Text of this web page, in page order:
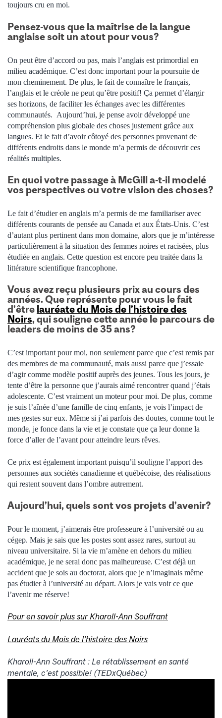
toujours cru en moi.
Pensez-vous que la maîtrise de la langue
anglaise soit un atout pour vous?
On peut être d’accord ou pas, mais l’anglais est primordial en
milieu académique. C’est donc important pour la poursuite de
mon cheminement. De plus, le fait de connaître le français,
l’anglais et le créole ne peut qu’être positif! Ça permet d’élargir
ses horizons, de faciliter les échanges avec les différentes
communautés. Aujourd’hui, je pense avoir développé une
compréhension plus globale des choses justement grâce aux
langues. Et le fait d’avoir côtoyé des personnes provenant de
différents endroits dans le monde m’a permis de découvrir ces
réalités multiples.
En quoi votre passage à McGill a-t-il modelé
vos perspectives ou votre vision des choses?
Le fait d’étudier en anglais m’a permis de me familiariser avec
différents courants de pensée au Canada et aux États-Unis. C’est
d’autant plus pertinent dans mon domaine, alors que je m’intéresse
particulièrement à la situation des femmes noires et racisées, plus
étudiée en anglais. Cette question est encore peu traitée dans la
littérature scientifique francophone.
Vous avez reçu plusieurs prix au cours des
années. Que représente pour vous le fait
d’être lauréate du Mois de l’histoire des
Noirs, qui souligne cette année le parcours de
leaders de moins de 35 ans?
C’est important pour moi, non seulement parce que c’est remis par
des membres de ma communauté, mais aussi parce que j’essaie
d’agir comme modèle positif auprès des jeunes. Tous les jours, je
tente d’être la personne que j’aurais aimé rencontrer quand j’étais
adolescente. C’est vraiment un moteur pour moi. De plus, comme
je suis l’aînée d’une famille de cinq enfants, je vois l’impact de
mes gestes sur eux. Même si j’ai parfois des doutes, comme tout le
monde, je fonce dans la vie et je constate que ça leur donne la
force d’aller de l’avant pour atteindre leurs rêves.
Ce prix est également important puisqu’il souligne l’apport des
personnes aux sociétés canadienne et québécoise, des réalisations
qui restent souvent dans l’ombre autrement.
Aujourd’hui, quels sont vos projets d’avenir?
Pour le moment, j’aimerais être professeure à l’université ou au
cégep. Mais je sais que les postes sont assez rares, surtout au
niveau universitaire. Si la vie m’amène en dehors du milieu
académique, je ne serai donc pas malheureuse. C’est déjà un
accident que je sois au doctorat, alors que je n’imaginais même
pas étudier à l’université au départ. Alors je vais voir ce que
l’avenir me réserve!
Pour en savoir plus sur Kharoll-Ann Souffrant
Lauréats du Mois de l’histoire des Noirs
Kharoll-Ann Souffrant : Le rétablissement en santé
mentale, c’est possible! (TEDxQuébec)